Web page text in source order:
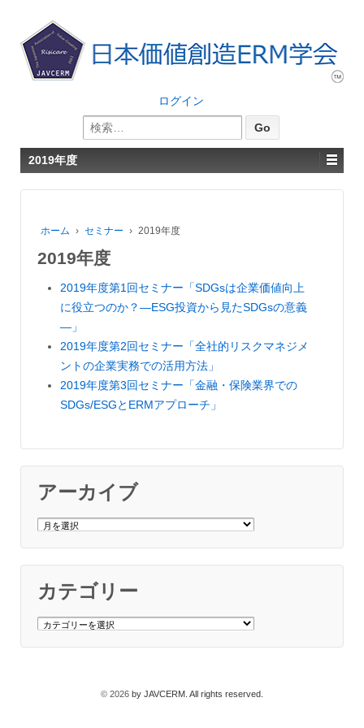
ログイン
検
索:
2019年度
ホーム › セミナー › 2019年度
2019年度
2019年度第1回セミナー「SDGsは企業価値向上
に役立つのか？―ESG投資から見たSDGsの意義
―」
2019年度第2回セミナー「全社的リスクマネジメ
ントの企業実務での活用方法」
2019年度第3回セミナー「金融・保険業界での
SDGs/ESGとERMアプローチ」
アーカイブ
カ
カテゴリー
ゴ
© 2026 by JAVCERM. All rights reserved.